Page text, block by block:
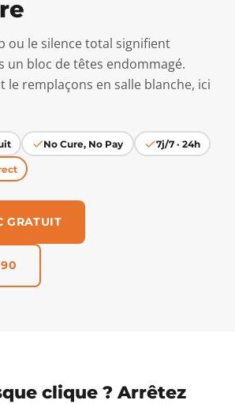
ou le silence total signifient
un bloc de têtes endommagé.
le remplaçons en salle blanche, ici
No Cure, No Pay 7j/7 · 24h
GRATUIT
clique ? Arrêtez